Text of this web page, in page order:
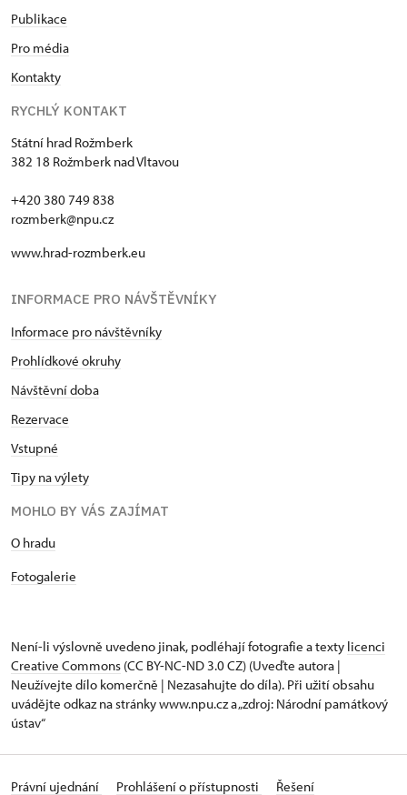
Publikace
Pro média
Kontakty
RYCHLÝ KONTAKT
Státní hrad Rožmberk
382 18 Rožmberk nad Vltavou
+420 380 749 838
rozmberk@npu.cz
www.hrad-rozmberk.eu
INFORMACE PRO NÁVŠTĚVNÍKY
Informace pro návštěvníky
Prohlídkové okruhy
Návštěvní doba
Rezervace
Vstupné
Tipy na výlety
MOHLO BY VÁS ZAJÍMAT
O hradu
Fotogalerie
Není-li výslovně uvedeno jinak, podléhají fotografie a texty licenci
Creative Commons (CC BY-NC-ND 3.0 CZ) (Uveďte autora |
Neužívejte dílo komerčně | Nezasahujte do díla). Při užití obsahu
uvádějte odkaz na stránky www.npu.cz a „zdroj: Národní památkový
ústav“
Právní ujednání Prohlášení o přístupnosti Řešení